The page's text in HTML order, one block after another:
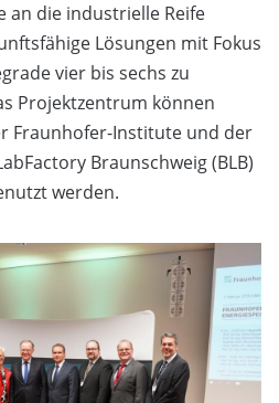
an die industrielle Reife
Lösungen mit Fokus
vier bis sechs zu
Projektzentrum können
Fraunhofer-Institute und der
Braunschweig (BLB)
werden.